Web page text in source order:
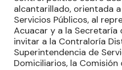
alcantarillado, orientada
Servicios Públicos, al
Acuacar y a la Secretaría
invitar a la Contraloría
Superintendencia de
Domiciliarios, la Comisión